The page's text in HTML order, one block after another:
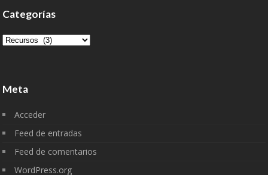
Categorías
Categorías
Meta
Acceder
Feed de entradas
Feed de comentarios
WordPress.org